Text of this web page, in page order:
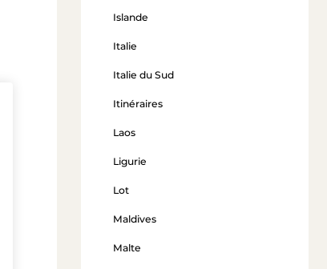
Islande
Italie
Italie du Sud
Itinéraires
Laos
Ligurie
Lot
Maldives
Malte